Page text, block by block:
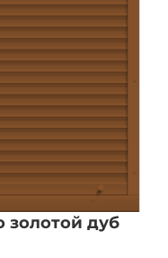
золотой дуб